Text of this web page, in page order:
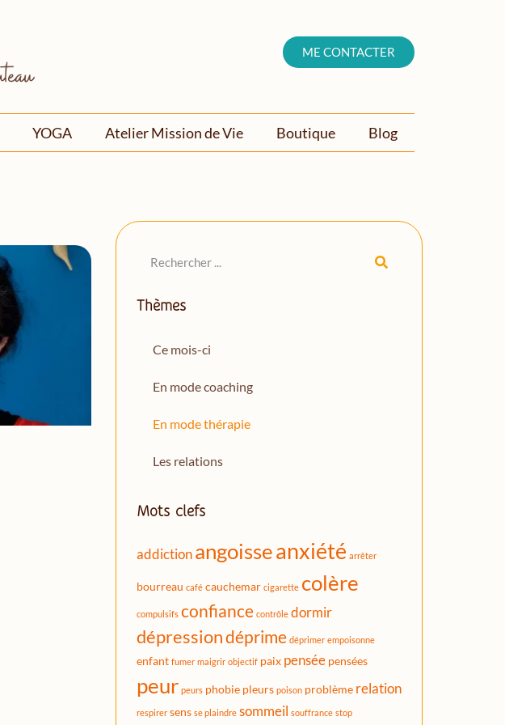
ME CONTACTER
YOGA Atelier Mission de Vie Boutique Blog
Thèmes
Ce mois-ci
En mode coaching
En mode thérapie
Les relations
Mots clefs
addictionangoisseanxiété arrêter
bourreau café cauchemar cigarette colère
compulsifs confiance contrôle dormir
dépressiondéprime déprimer empoisonne
enfant fumer maigrir objectif paix pensée pensées
peur peurs phobie pleurs poison problème relation
respirer sens se plaindre sommeil souffrance stop